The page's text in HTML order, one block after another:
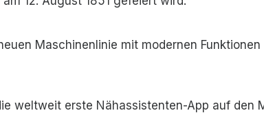
Maschinenlinie mit modernen Funktionen
weltweit erste Nähassistenten-App auf den